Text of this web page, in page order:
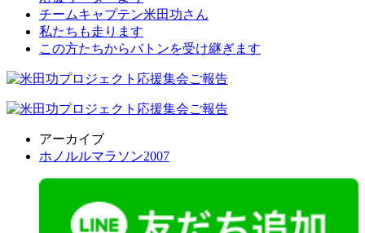
チームキャプテン米田功さん
私たちも走ります
この方たちからバトンを受け継ぎます
アーカイブ
ホノルルマラソン2007